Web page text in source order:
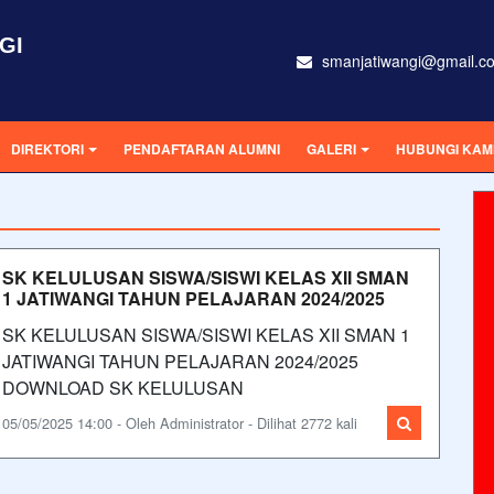
DIREKTORI PENDAFTARAN ALUMNI GALERI HUBUNGI
SK KELULUSAN SISWA/SISWI KELAS XII SMAN
1 JATIWANGI TAHUN PELAJARAN 2024/2025
SK KELULUSAN SISWA/SISWI KELAS XII SMAN 1
JATIWANGI TAHUN PELAJARAN 2024/2025
DOWNLOAD SK KELULUSAN
05/05/2025 14:00 - Oleh Administrator - Dilihat 2772 kali